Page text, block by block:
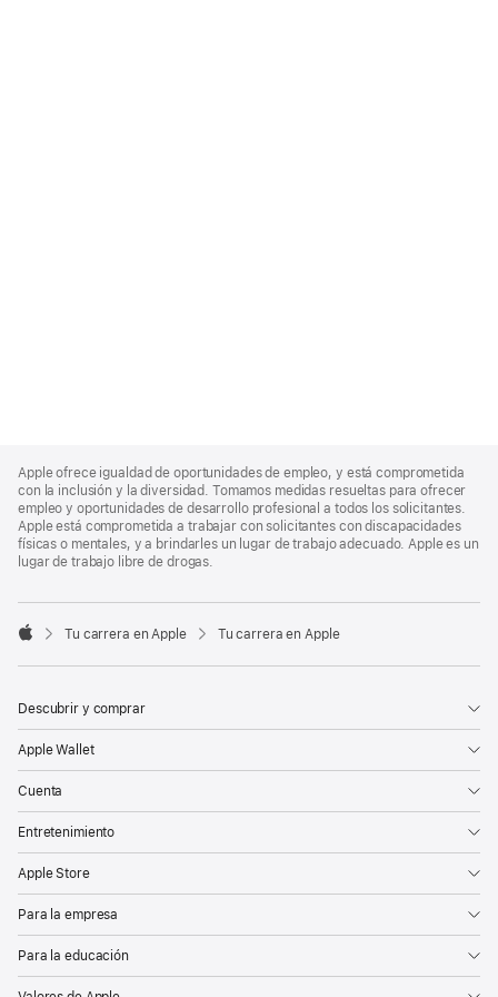
Footer
Apple ofrece igualdad de oportunidades de empleo, y está comprometida
con la inclusión y la diversidad. Tomamos medidas resueltas para ofrecer
empleo y oportunidades de desarrollo profesional a todos los solicitantes.
Apple está comprometida a trabajar con solicitantes con discapacidades
físicas o mentales, y a brindarles un lugar de trabajo adecuado. Apple es un
lugar de trabajo libre de drogas.

Tu carrera en Apple Tu carrera en Apple
Descubrir y comprar
Apple Wallet
Cuenta
Entretenimiento
Apple Store
Para la empresa
Para la educación